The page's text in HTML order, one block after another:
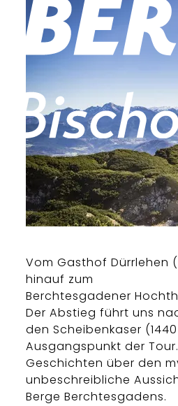
Vom Gasthof Dürrlehen
hinauf zum
Berchtesgadener
Der Abstieg führt uns
den Scheibenkaser
Ausgangspunkt der
Geschichten über den
unbeschreibliche
Berge Berchtesgadens.